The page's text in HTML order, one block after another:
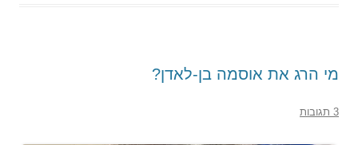
מי הרג את אוסמה בן-לאדן?
3 תגובות